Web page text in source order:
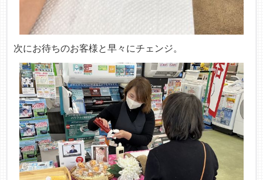
次にお待ちのお客様と早々にチェンジ。